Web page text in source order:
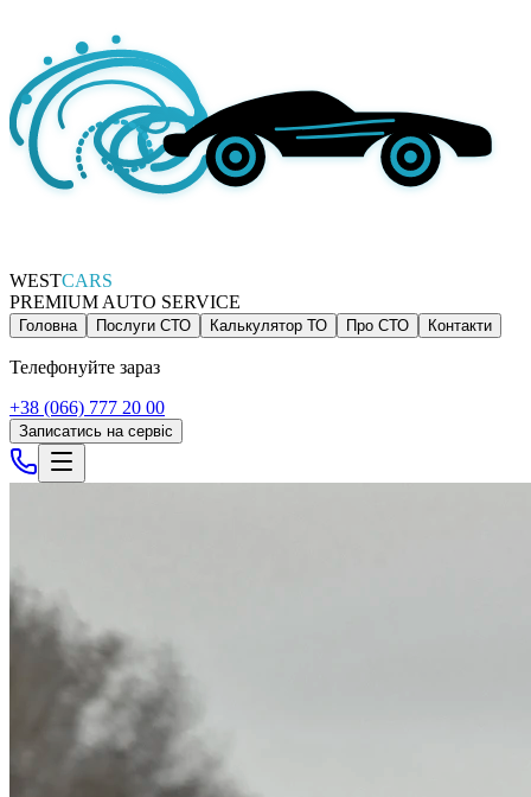
WESTCARS
PREMIUM AUTO SERVICE
Головна Послуги СТО Калькулятор ТО Про СТО Контакти
Телефонуйте зараз
+38 (066) 777 20 00
Записатись на сервіс